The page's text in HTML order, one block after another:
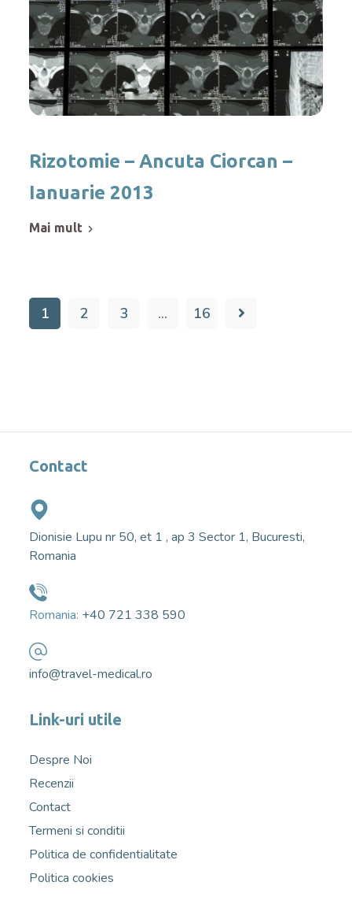
Rizotomie – Ancuta Ciorcan –
Ianuarie 2013
mai mult
1 2 3 … 16
Contact
Dionisie Lupu nr 50, et 1 , ap 3 Sector 1, Bucuresti,
Romania
Romania: +40 721 338 590
info@travel-medical.ro
Link-uri utile
Despre Noi
Recenzii
Contact
Termeni si conditii
Politica de confidentialitate
Politica cookies